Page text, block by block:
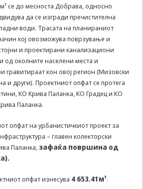
се до месноста Добрава, односно
да се изгради пречистителна
води. Трасата на планираниот
кој овозможува поврзување и
и проектирани канализациони
околните населени места и
гравитираат кон овој регион (Мизовски
и други). Проектниот опфат се протега
КО Крива Паланка, КО Градец и КО
Паланка.
опфат на урбанистичкиот проект за
– главен колекторски
Паланка, зафаќа површина од
опфат изнесува 4 653.41м¹.
од Вашиот уред
со прекинување
на тековната
сесија или
затворање на
прелистувачот.
Овие колачиња
може да се
користат за
запомнување на
што е на пример
пополнување на
апликација за
job“), при
враќање на